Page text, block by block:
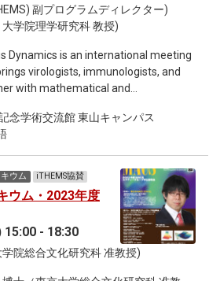
副プログラムディレクター)
学院理学研究科 教授)
Dynamics is an international meeting
virologists, immunologists, and
with mathematical and
biologists to discuss current
in modelling and analyzing
and immune system dynamics,
and therapeutics. This 6th version
on the success of previous ones held
(2015), Heidelberg (2017), Paris
It is supported by the
and Mathematical Sciences
by Nagoya University, and by the
念学術交流館 東山キャンパス
ウム iTHEMS協賛
ウム・2023年度
15:00 - 18:30
院総合文化研究科 准教授)